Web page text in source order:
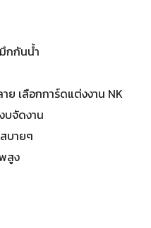
กกันน้ำ
ย เลือกการ์ดแต่งงาน NK
บจัดงาน
บายๆ
สูง